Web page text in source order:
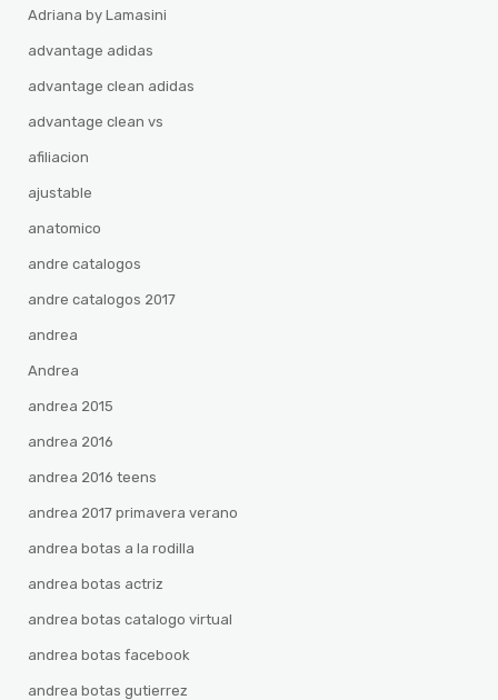
Adriana by Lamasini
advantage adidas
advantage clean adidas
advantage clean vs
afiliacion
ajustable
anatomico
andre catalogos
andre catalogos 2017
andrea
Andrea
andrea 2015
andrea 2016
andrea 2016 teens
andrea 2017 primavera verano
andrea botas a la rodilla
andrea botas actriz
andrea botas catalogo virtual
andrea botas facebook
andrea botas gutierrez